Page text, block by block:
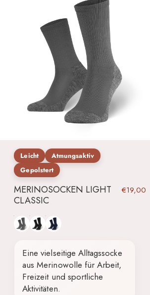
Leicht
Atmungsaktiv
Gepolstert
MERINOSOCKEN LIGHT
CLASSIC
€19,00
GrauSchwarz
Blau
Eine vielseitige Alltagssocke
aus Merinowolle für Arbeit,
Freizeit und sportliche
Aktivitäten.